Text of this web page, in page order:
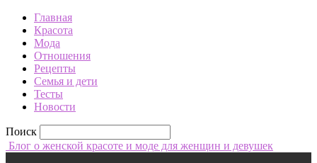
Главная
Красота
Мода
Отношения
Рецепты
Семья и дети
Тесты
Новости
Поиск
Блог о женской красоте и моде для женщин и девушек